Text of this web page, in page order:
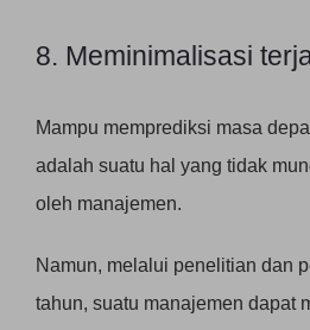
8. Meminimalisasi
Mampu memprediksi masa
adalah suatu hal yang tidak
oleh manajemen.
Namun, melalui penelitian dan
tahun, suatu manajemen dapat